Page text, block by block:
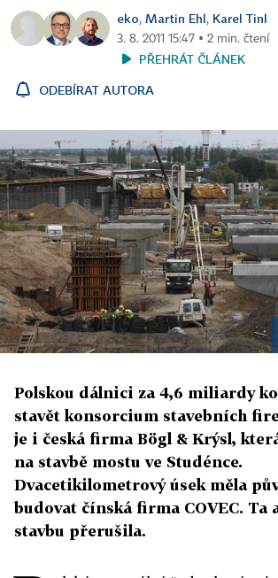
eko, Martin Ehl, Karel Tinl
3. 8. 2011 15:47 ▪ 2 min. čtení
PŘEHRÁT ČLÁNEK
ODEBÍRAT AUTORA
Polskou dálnici za 4,6 miliardy
stavět konsorcium stavebních
je i česká firma Bögl & Krýsl,
na stavbě mostu ve Studénce.
Dvacetikilometrový úsek měla
budovat čínská firma COVEC. Ta
stavbu přerušila.